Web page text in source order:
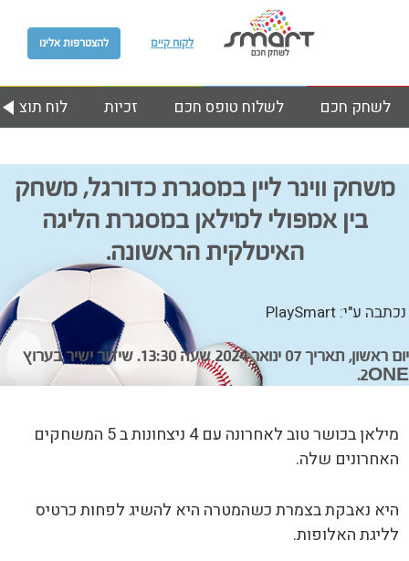
להצטרפות אלינו לקוח קיים
לוח זכיות לשלוח טופס חכם לשחק חכם
משחק ווינר ליין במסגרת כדורגל, משחק
בין אמפולי למילאן במסגרת הליגה
האיטלקית הראשונה.
נכתבה ע"י: PlaySmart
יום ראשון, תאריך 07 ינואר 2024 שעה 13:30. שידור ישיר בערוץ
2ONE.
מילאן בכושר טוב לאחרונה עם 4 ניצחונות ב 5 המשחקים
האחרונים שלה.
היא נאבקת בצמרת כשהמטרה היא להשיג לפחות כרטיס
לליגת האלופות.